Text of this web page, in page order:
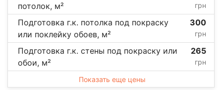
потолок, м²
грн
Подготовка г.к. потолка под покраску
или поклейку обоев, м²
300
грн
Подготовка г.к. стены под покраску или
обои, м²
265
грн
Показать еще цены